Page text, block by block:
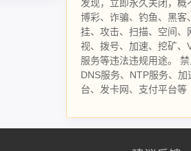
发现，立即永久关闭，概
博彩、诈骗、钓鱼、黑客
挂、攻击、扫描、空间、
视、拨号、加速、挖矿、
服务等违法违规用途。 禁
DNS服务、NTP服务、
台、发卡网、支付平台等